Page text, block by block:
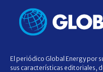
El periódico Global Energy por
sus características editoriales,